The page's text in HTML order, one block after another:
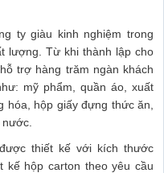
ty giàu kinh nghiệm trong
lượng. Từ khi thành lập cho
trợ hàng trăm ngàn khách
mỹ phẩm, quần áo, xuất
hóa, hộp giấy đựng thức ăn,
thiết kế với kích thước
kế hộp carton theo yêu cầu